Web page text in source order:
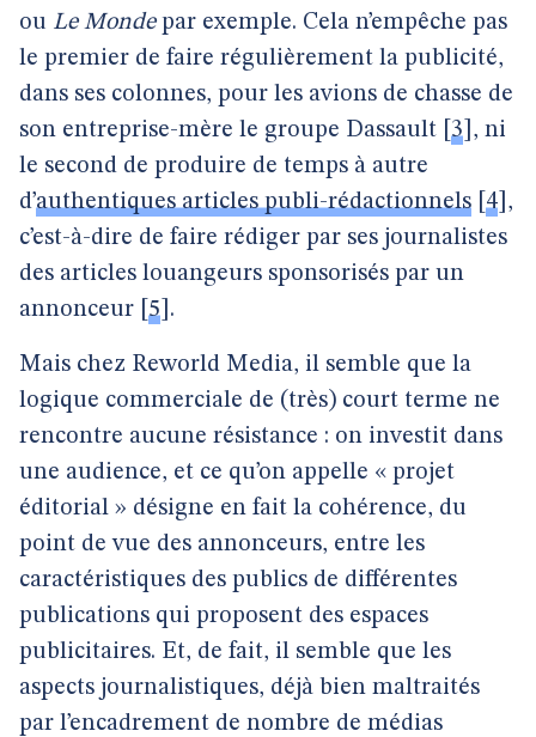
ou Le Mondepar exemple. Cela n’empêche pas
le premier de faire régulièrement la publicité,
dans ses colonnes, pour les avions de chasse de
son entreprise-mère le groupe Dassault 3 , ni
le second de produire de temps à autre
d’authentiques articles publi-rédactionnels 4 ,
c’est-à-dire de faire rédiger par ses journalistes
des articles louangeurs sponsorisés par un
annonceur 5 .
Mais chez Reworld Media, il semble que la
logique commerciale de (très) court terme ne
rencontre aucune résistance : on investit dans
une audience, et ce qu’on appelle « projet
éditorial » désigne en fait la cohérence, du
point de vue des annonceurs, entre les
caractéristiques des publics de différentes
publications qui proposent des espaces
publicitaires. Et, de fait, il semble que les
aspects journalistiques, déjà bien maltraités
par l’encadrement de nombre de médias